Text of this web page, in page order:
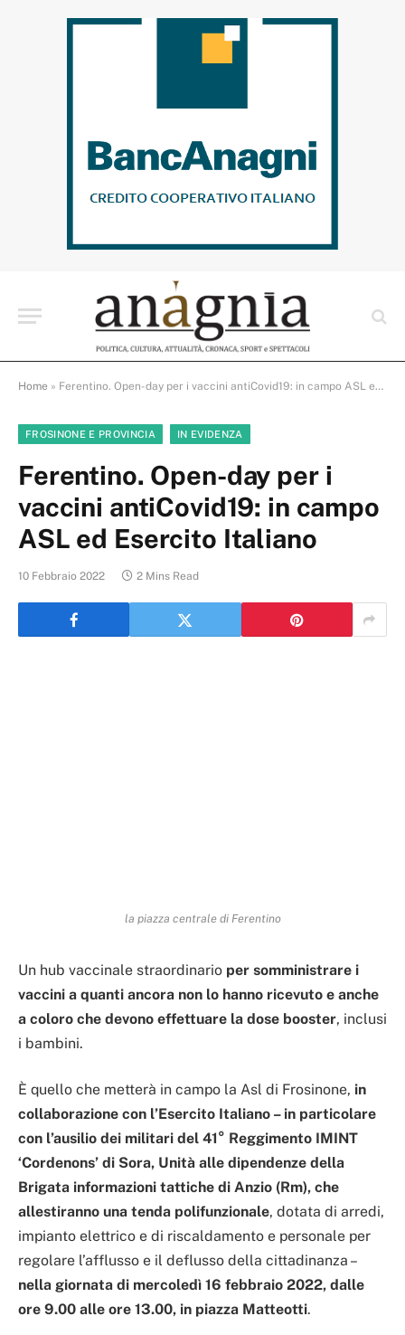
Home » Ferentino. Open-day per i vaccini antiCovid19: in campo ASL ed Esercito Italiano
FROSINONE E PROVINCIA IN EVIDENZA
Ferentino. Open-day per i
vaccini antiCovid19: in campo
ASL ed Esercito Italiano
10 Febbraio 2022 2 Mins Read
la piazza centrale di Ferentino
Un hub vaccinale straordinario per somministrare i
vaccini a quanti ancora non lo hanno ricevuto e anche
a coloro che devono effettuare la dose booster, inclusi
i bambini.
È quello che metterà in campo la Asl di Frosinone, in
collaborazione con l’Esercito Italiano – in particolare
con l’ausilio dei militari del 41° Reggimento IMINT
‘Cordenons’ di Sora, Unità alle dipendenze della
Brigata informazioni tattiche di Anzio (Rm), che
allestiranno una tenda polifunzionale, dotata di arredi,
impianto elettrico e di riscaldamento e personale per
regolare l’afflusso e il deflusso della cittadinanza –
nella giornata di mercoledì 16 febbraio 2022, dalle
ore 9.00 alle ore 13.00, in piazza Matteotti.